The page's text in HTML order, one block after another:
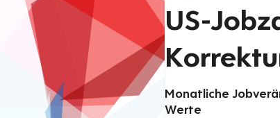
US-
Monatliche
Werte